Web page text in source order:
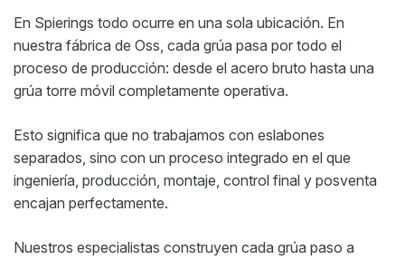
En Spierings todo ocurre en una sola ubicación. En
nuestra fábrica de Oss, cada grúa pasa por todo el
proceso de producción: desde el acero bruto hasta una
grúa torre móvil completamente operativa.
Esto significa que no trabajamos con eslabones
separados, sino con un proceso integrado en el que
ingeniería, producción, montaje, control final y posventa
encajan perfectamente.
Nuestros especialistas construyen cada grúa paso a